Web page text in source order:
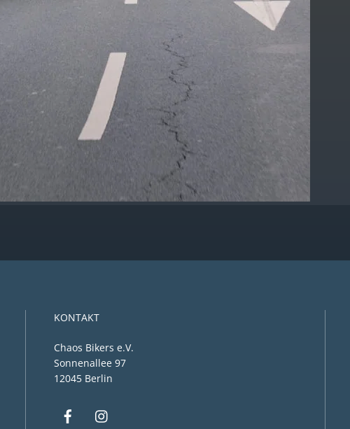
KONTAKT
Chaos Bikers e.V.
Sonnenallee 97
12045 Berlin